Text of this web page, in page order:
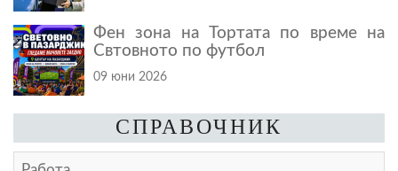
Фен зона на Тортата по време на
Свтовното по футбол
09 юни 2026
СПРАВОЧНИК